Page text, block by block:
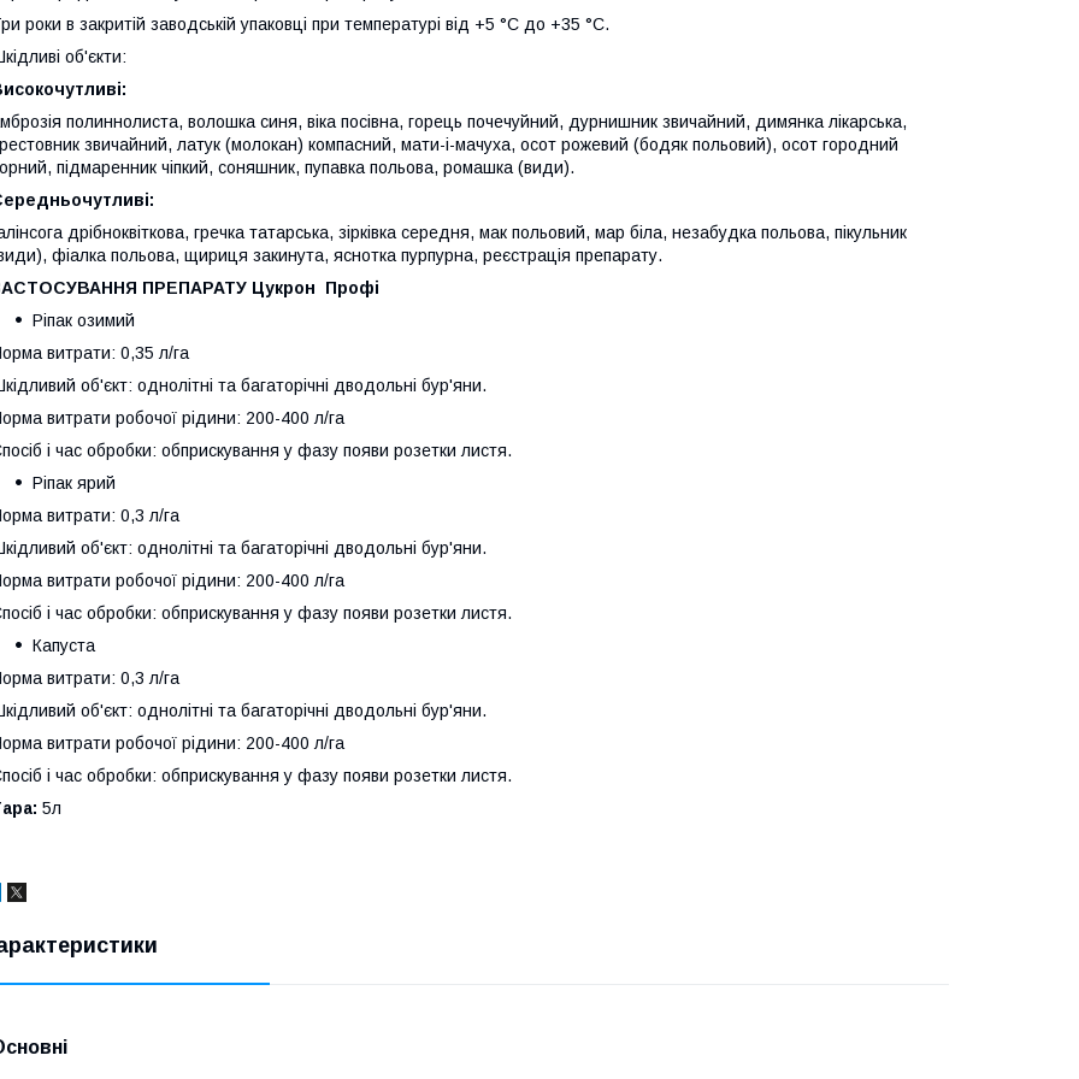
роки в закритій заводській упаковці при температурі від +5 °С до +35 °С.
об'єкти:
полиннолиста, волошка синя, віка посівна, горець почечуйний, дурнишник звичайний, димянка лікарська,
звичайний, латук (молокан) компасний, мати-і-мачуха, осот рожевий (бодяк польовий), осот городний
підмаренник чіпкий, соняшник, пупавка польова, ромашка (види).
дрібноквіткова, гречка татарська, зірківка середня, мак польовий, мар біла, незабудка польова, пікульник
фіалка польова, щириця закинута, яснотка пурпурна, реєстрація препарату.
ПРЕПАРАТУ Цукрон Профі
Ріпак озимий
витрати: 0,35 л/га
об'єкт: однолітні та багаторічні дводольні бур'яни.
витрати робочої рідини: 200-400 л/га
і час обробки: обприскування у фазу появи розетки листя.
Ріпак ярий
витрати: 0,3 л/га
об'єкт: однолітні та багаторічні дводольні бур'яни.
витрати робочої рідини: 200-400 л/га
і час обробки: обприскування у фазу появи розетки листя.
Капуста
витрати: 0,3 л/га
об'єкт: однолітні та багаторічні дводольні бур'яни.
витрати робочої рідини: 200-400 л/га
і час обробки: обприскування у фазу появи розетки листя.
5л